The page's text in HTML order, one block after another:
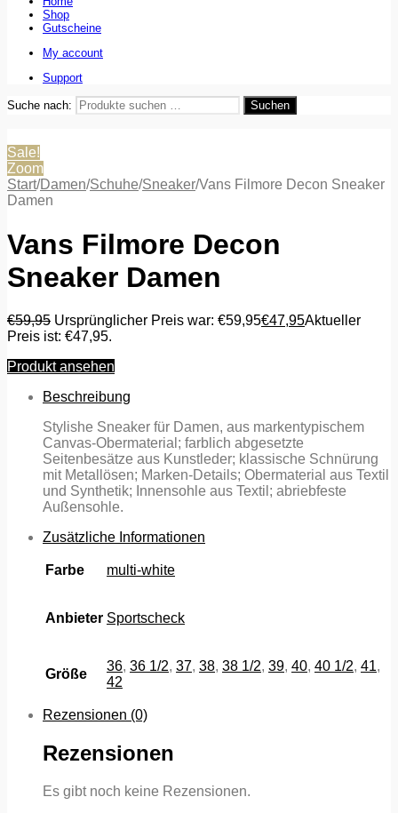
Shop
Gutscheine
My account
Support
Suche nach: Suchen
Sale!
Zoom
Start/Damen/Schuhe/Sneaker/Vans Filmore Decon Sneaker
Damen
Vans Filmore Decon
Sneaker Damen
€59,95 Ursprünglicher Preis war: €59,95€47,95Aktueller
Preis ist: €47,95.
Produkt ansehen
Beschreibung
Stylishe Sneaker für Damen, aus markentypischem
Canvas-Obermaterial; farblich abgesetzte
Seitenbesätze aus Kunstleder; klassische Schnürung
mit Metallösen; Marken-Details; Obermaterial aus Textil
und Synthetik; Innensohle aus Textil; abriebfeste
Außensohle.
Zusätzliche Informationen
Farbe multi-white
Anbieter Sportscheck
Größe
36, 36 1/2, 37, 38, 38 1/2, 39, 40, 40 1/2, 41,
42
Rezensionen (0)
Rezensionen
Es gibt noch keine Rezensionen.